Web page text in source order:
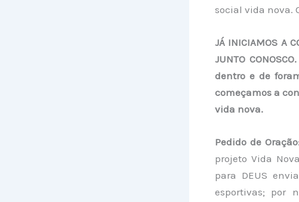
social vida nova.
JÁ INICIAMOS A
JUNTO
dentro e de
começamos a
vida nova.
Pedido de Oração
projeto Vida
para DEUS
esportivas; por